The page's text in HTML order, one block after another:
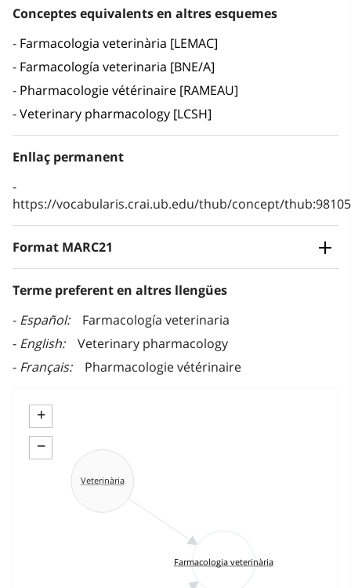
Conceptes equivalents en altres esquemes
Farmacologia veterinària [LEMAC]
Farmacología veterinaria [BNE/A]
Pharmacologie vétérinaire [RAMEAU]
Veterinary pharmacology [LCSH]
Enllaç permanent
https://vocabularis.crai.ub.edu/thub/concept/
Format MARC21
Terme preferent en altres llengües
Español
Farmacología veterinaria
English
Veterinary pharmacology
Français
Pharmacologie vétérinaire
+
−
Farmacologia veterinària
Veterinària